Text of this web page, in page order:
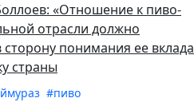
«Отношение к пиво-
отрасли должно
сторону понимания ее вклада
страны
#пиво